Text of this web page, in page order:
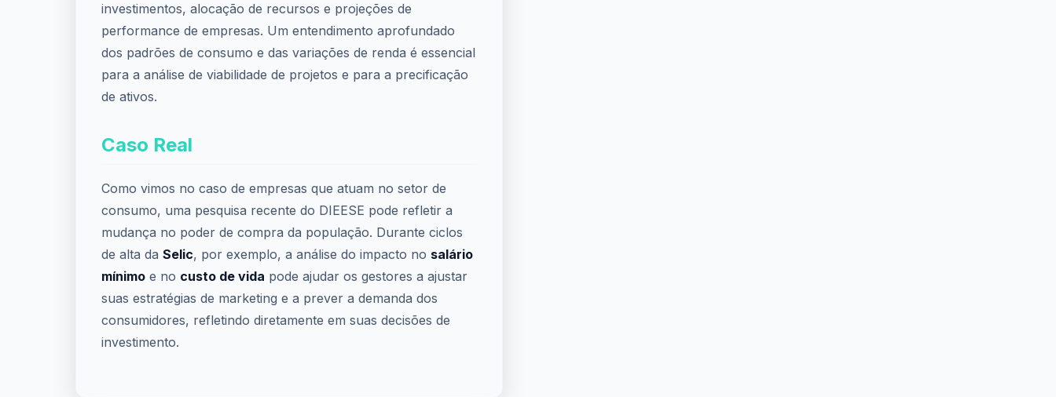
investimentos, alocação de recursos e projeções de
performance de empresas. Um entendimento aprofundado
dos padrões de consumo e das variações de renda é essencial
para a análise de viabilidade de projetos e para a precificação
de ativos.
Caso Real
Como vimos no caso de empresas que atuam no setor de
consumo, uma pesquisa recente do DIEESE pode refletir a
mudança no poder de compra da população. Durante ciclos
de alta da Selic, por exemplo, a análise do impacto no salário
mínimo e no custo de vida pode ajudar os gestores a ajustar
suas estratégias de marketing e a prever a demanda dos
consumidores, refletindo diretamente em suas decisões de
investimento.